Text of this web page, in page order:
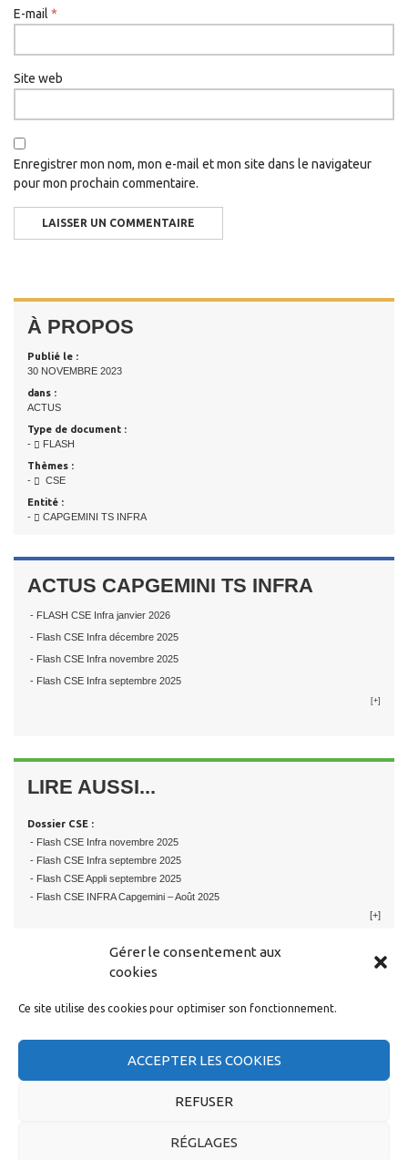
Gérer le consentement aux
cookies
Ce site utilise des cookies pour optimiser son fonctionnement.
ACCEPTER LES COOKIES
REFUSER
RÉGLAGES
E-mail *
Site web
Enregistrer mon nom, mon e-mail et mon site dans le navigateur
pour mon prochain commentaire.
À PROPOS
Publié le :
30 NOVEMBRE 2023
dans :
ACTUS
Type de document :
-
FLASH
Thèmes :
-
CSE
Entité :
-
CAPGEMINI TS INFRA
ACTUS CAPGEMINI TS INFRA
- FLASH CSE Infra janvier 2026
- Flash CSE Infra décembre 2025
- Flash CSE Infra novembre 2025
- Flash CSE Infra septembre 2025
[+]
LIRE AUSSI...
Dossier CSE :
- Flash CSE Infra novembre 2025
- Flash CSE Infra septembre 2025
- Flash CSE Appli septembre 2025
- Flash CSE INFRA Capgemini – Août 2025
[+]
RESTER EN CONTACT